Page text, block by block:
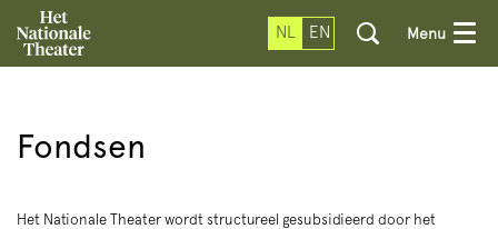
NL EN Menu
Fondsen
Het Nationale Theater wordt structureel gesubsidieerd door het